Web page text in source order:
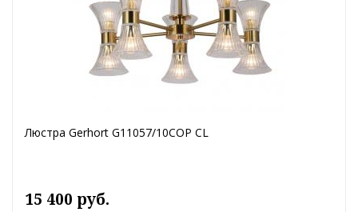
Люстра Gerhort G11057/10COP CL
15 400 руб.